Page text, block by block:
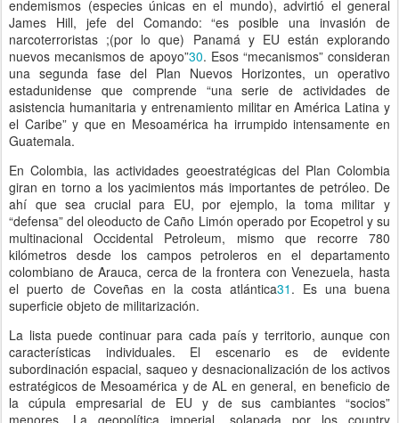
endemismos (especies únicas en el mundo), advirtió el general
James Hill, jefe del Comando: “es posible una invasión de
narcoterroristas ;(por lo que) Panamá y EU están explorando
nuevos mecanismos de apoyo”30. Esos “mecanismos” consideran
una segunda fase del Plan Nuevos Horizontes, un operativo
estadunidense que comprende “una serie de actividades de
asistencia humanitaria y entrenamiento militar en América Latina y
el Caribe” y que en Mesoamérica ha irrumpido intensamente en
Guatemala.
En Colombia, las actividades geoestratégicas del Plan Colombia
giran en torno a los yacimientos más importantes de petróleo. De
ahí que sea crucial para EU, por ejemplo, la toma militar y
“defensa” del oleoducto de Caño Limón operado por Ecopetrol y su
multinacional Occidental Petroleum, mismo que recorre 780
kilómetros desde los campos petroleros en el departamento
colombiano de Arauca, cerca de la frontera con Venezuela, hasta
el puerto de Coveñas en la costa atlántica31 . Es una buena
superficie objeto de militarización.
La lista puede continuar para cada país y territorio, aunque con
características individuales. El escenario es de evidente
subordinación espacial, saqueo y desnacionalización de los activos
estratégicos de Mesoamérica y de AL en general, en beneficio de
la cúpula empresarial de EU y de sus cambiantes “socios”
menores. La geopolítica imperial, solapada por los country